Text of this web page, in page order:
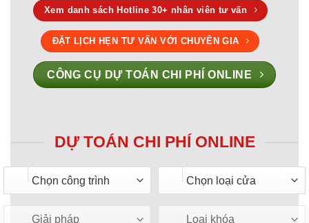
Xem danh sách Hotline 30+ nhân viên tư vấn
ĐẶT LỊCH HẸN TƯ VẤN VỚI CHUYÊN GIA
CÔNG CỤ DỰ TOÁN CHI PHÍ ONLINE
DỰ TOÁN CHI PHÍ ONLINE